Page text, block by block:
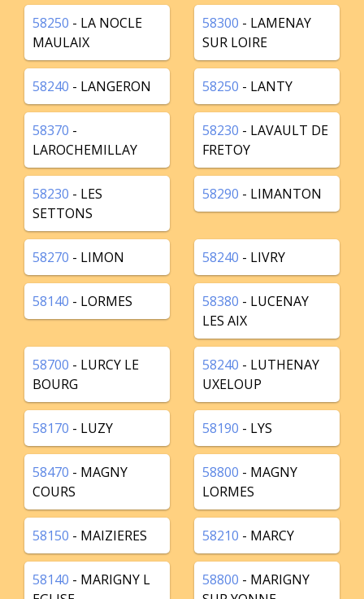
58250 - LA NOCLE
MAULAIX
58300 - LAMENAY
SUR LOIRE
58240 - LANGERON 58250 - LANTY
58370 -
LAROCHEMILLAY
58230 - LAVAULT DE
FRETOY
58230 - LES
SETTONS
58290 - LIMANTON
58270 - LIMON 58240 - LIVRY
58140 - LORMES 58380 - LUCENAY
LES AIX
58700 - LURCY LE
BOURG
58240 - LUTHENAY
UXELOUP
58170 - LUZY 58190 - LYS
58470 - MAGNY
COURS
58800 - MAGNY
LORMES
58150 - MAIZIERES 58210 - MARCY
58140 - MARIGNY L
58800 - MARIGNY